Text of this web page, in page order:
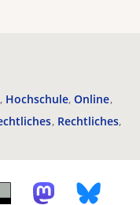
Hochschule Online
Rechtliches